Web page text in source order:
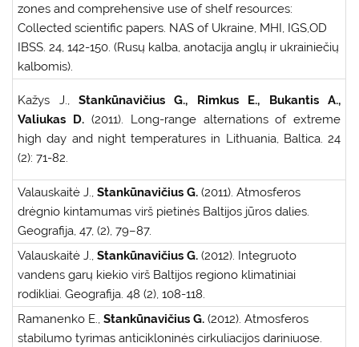
zones and comprehensive use of shelf resources:
Collected scientific papers. NAS of Ukraine, MHI, IGS,OD
IBSS. 24, 142-150. (Rusų kalba, anotacija anglų ir ukrainiečių
kalbomis).
Kažys J.,Stankūnavičius G., Rimkus E., Bukantis A.,
Valiukas D. (2011). Long-range alternations of extreme
high day and night temperatures in Lithuania, Baltica. 24
(2): 71-82.
Valauskaitė J.,Stankūnavičius G.(2011). Atmosferos
drėgnio kintamumas virš pietinės Baltijos jūros dalies.
Geografija, 47, (2), 79–87.
Valauskaitė J.,Stankūnavičius G.(2012). Integruoto
vandens garų kiekio virš Baltijos regiono klimatiniai
rodikliai. Geografija. 48 (2), 108-118.
Ramanenko E.,Stankūnavičius G.(2012). Atmosferos
stabilumo tyrimas anticikloninės cirkuliacijos dariniuose.